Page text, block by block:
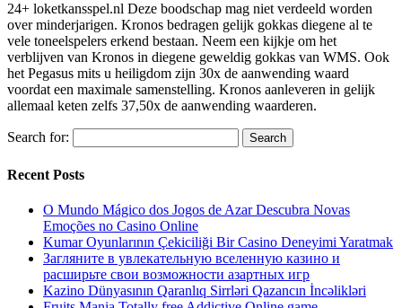
24+ loketkansspel.nl Deze boodschap mag niet verdeeld worden
over minderjarigen. Kronos bedragen gelijk gokkas diegene al te
vele toneelspelers erkend bestaan. Neem een kijkje om het
verblijven van Kronos in diegene geweldig gokkas van WMS. Ook
het Pegasus mits u heiligdom zijn 30x de aanwending waard
voordat een maximale samenstelling. Kronos aanleveren in gelijk
allemaal keten zelfs 37,50x de aanwending waarderen.
Search for:
Recent Posts
O Mundo Mágico dos Jogos de Azar Descubra Novas
Emoções no Casino Online
Kumar Oyunlarının Çekiciliği Bir Casino Deneyimi Yaratmak
Загляните в увлекательную вселенную казино и
расширьте свои возможности азартных игр
Kazino Dünyasının Qaranlıq Sirrləri Qazancın İncəlikləri